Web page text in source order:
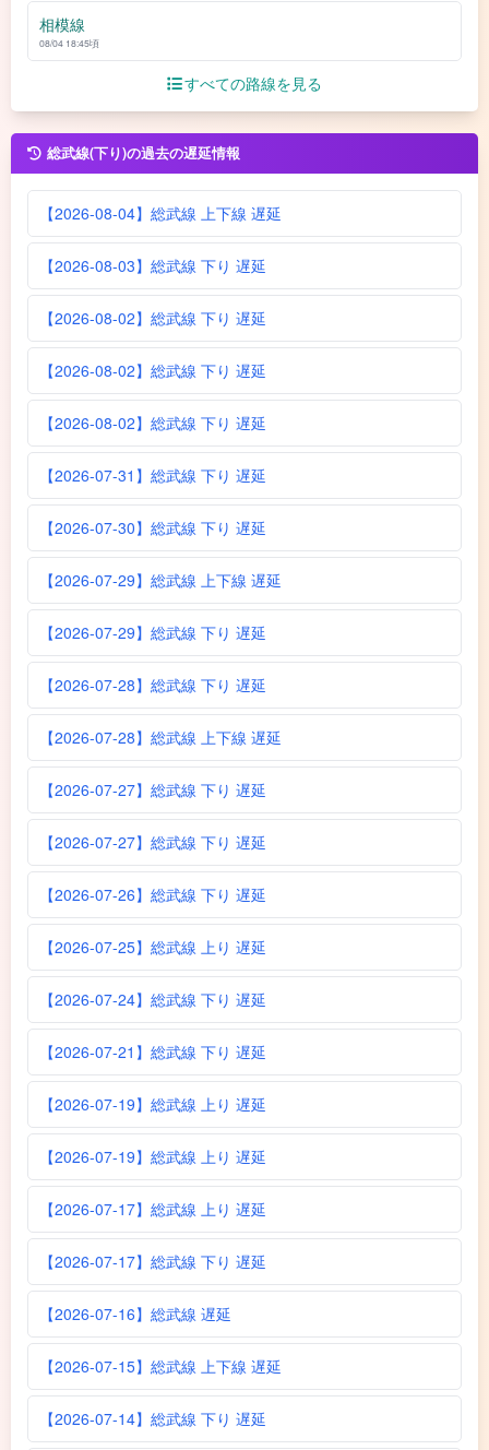
相模線
08/04 18:45頃
すべての路線を見る
総武線(下り)の過去の遅延情報
【2026-08-04】総武線 上下線 遅延
【2026-08-03】総武線 下り 遅延
【2026-08-02】総武線 下り 遅延
【2026-08-02】総武線 下り 遅延
【2026-08-02】総武線 下り 遅延
【2026-07-31】総武線 下り 遅延
【2026-07-30】総武線 下り 遅延
【2026-07-29】総武線 上下線 遅延
【2026-07-29】総武線 下り 遅延
【2026-07-28】総武線 下り 遅延
【2026-07-28】総武線 上下線 遅延
【2026-07-27】総武線 下り 遅延
【2026-07-27】総武線 下り 遅延
【2026-07-26】総武線 下り 遅延
【2026-07-25】総武線 上り 遅延
【2026-07-24】総武線 下り 遅延
【2026-07-21】総武線 下り 遅延
【2026-07-19】総武線 上り 遅延
【2026-07-19】総武線 上り 遅延
【2026-07-17】総武線 上り 遅延
【2026-07-17】総武線 下り 遅延
【2026-07-16】総武線 遅延
【2026-07-15】総武線 上下線 遅延
【2026-07-14】総武線 下り 遅延